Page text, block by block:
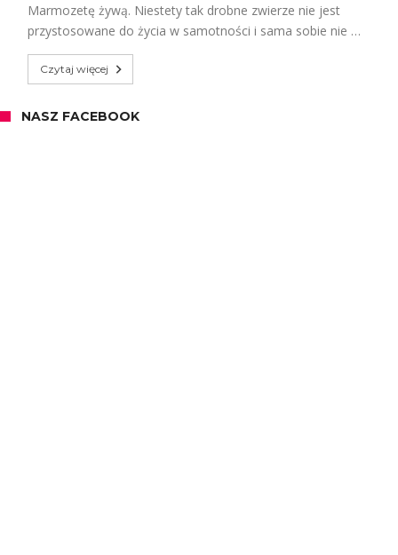
Marmozetę żywą. Niestety tak drobne zwierze nie jest
przystosowane do życia w samotności i sama sobie nie …
Czytaj więcej
NASZ FACEBOOK